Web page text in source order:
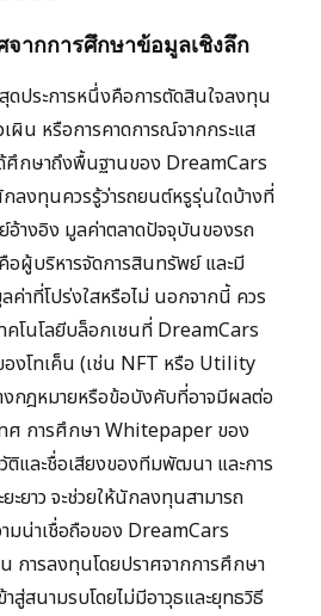
ากการศึกษาข้อมูลเชิงลึก
ประการหนึ่งคือการตัดสินใจลงทุน
ผิน หรือการคาดการณ์จากกระแส
ศึกษาถึงพื้นฐานของ DreamCars
ลงทุนควรรู้ว่ารถยนต์หรูรุ่นใดบ้างที่
างอิง มูลค่าตลาดปัจจุบันของรถ
อผู้บริหารจัดการสินทรัพย์ และมี
ค่าที่โปร่งใสหรือไม่ นอกจากนี้ ควร
ทคโนโลยีบล็อกเชนที่ DreamCars
องโทเค็น (เช่น NFT หรือ Utility
งกฎหมายหรือข้อบังคับที่อาจมีผลต่อ
ทศ การศึกษา Whitepaper ของ
ติและชื่อเสียงของทีมพัฒนา และการ
ะยาว จะช่วยให้นักลงทุนสามารถ
มน่าเชื่อถือของ DreamCars
การลงทุนโดยปราศจากการศึกษา
สู่สนามรบโดยไม่มีอาวุธและยุทธวิธี